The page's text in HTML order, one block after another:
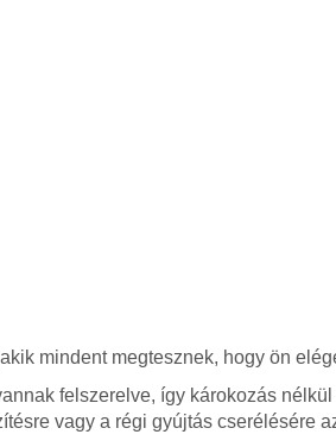
mindent megtesznek, hogy ön
felszerelve, így károkozás
vagy a régi gyújtás cserélésére